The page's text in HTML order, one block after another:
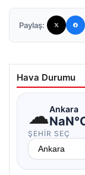
Paylaş:
Hava Durumu
☁Ankara
ŞEHIR SEÇ